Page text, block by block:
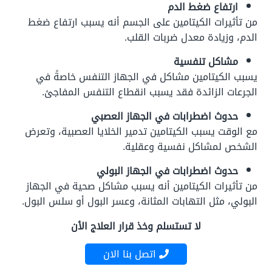
ارتفاع ضغط الدم
من تأثيرات الكيتامين على الجسم أنه يسبب ارتفاع ضغط
الدم، وزيادة معدل ضربات القلب.
مشاكل تنفسية
يسبب الكيتامين مشاكل في الجهاز التنفس خاصةً في
الجرعات الزائدة فقد يسبب انقطاع التنفس المفاجئ.
حدوث اضطرابات في الجهاز العصبي
مع الوقت يسبب الكيتامين تدمير الخلايا العصبية، وتعرض
الشخص لمشاكل نفسية وعقلية.
حدوث اضطرابات في الجهاز البولي
من تأثيرات الكيتامين أنه يسبب مشاكل صحية في الجهاز
البولي، مثل التهابات المثانة، وعسر البول أو سلس البول.
لا تستسلم وخذ قرار العلاج الأن
اتصل بنا الان